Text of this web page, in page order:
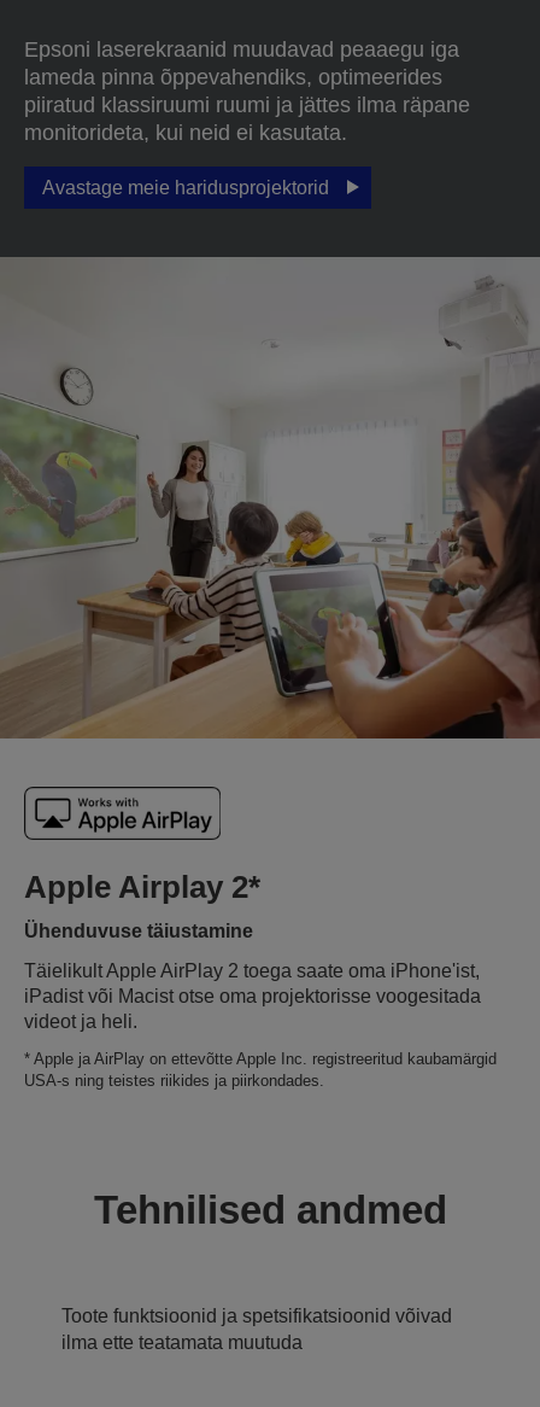
Epsoni laserekraanid muudavad peaaegu iga
lameda pinna õppevahendiks, optimeerides
piiratud klassiruumi ruumi ja jättes ilma räpane
monitorideta, kui neid ei kasutata.
Avastage meie haridusprojektorid
Apple Airplay 2*
Ühenduvuse täiustamine
Täielikult Apple AirPlay 2 toega saate oma iPhone'ist,
iPadist või Macist otse oma projektorisse voogesitada
videot ja heli.
* Apple ja AirPlay on ettevõtte Apple Inc. registreeritud kaubamärgid
USA-s ning teistes riikides ja piirkondades.
Tehnilised andmed
Toote funktsioonid ja spetsifikatsioonid võivad
ilma ette teatamata muutuda